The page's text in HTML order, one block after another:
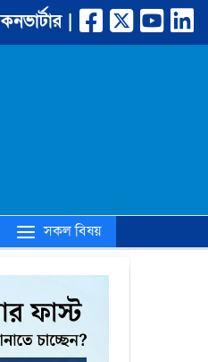
কনভার্টার |
সকল বিষয়